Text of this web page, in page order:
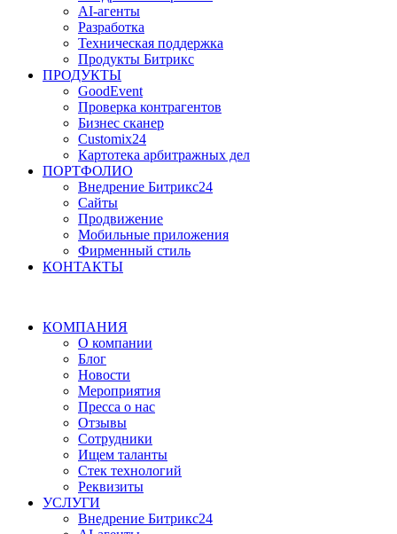
AI-агенты
Разработка
Техническая поддержка
Продукты Битрикс
ПРОДУКТЫ
GoodEvent
Проверка контрагентов
Бизнес сканер
Customix24
Картотека арбитражных дел
ПОРТФОЛИО
Внедрение Битрикс24
Сайты
Продвижение
Мобильные приложения
Фирменный стиль
КОНТАКТЫ
КОМПАНИЯ
О компании
Блог
Новости
Мероприятия
Пресса о нас
Отзывы
Сотрудники
Ищем таланты
Стек технологий
Реквизиты
УСЛУГИ
Внедрение Битрикс24